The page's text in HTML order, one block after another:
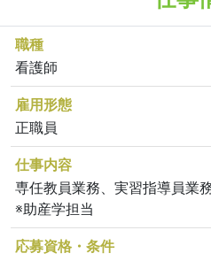
職種
看護師
雇用形態
正職員
仕事内容
専任教員業務、実習指導員業
※助産学担当
応募資格・条件